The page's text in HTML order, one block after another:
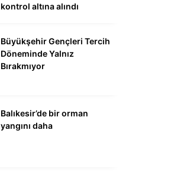
kontrol altına alındı
Büyükşehir Gençleri Tercih
Döneminde Yalnız
Bırakmıyor
Balıkesir’de bir orman
yangını daha